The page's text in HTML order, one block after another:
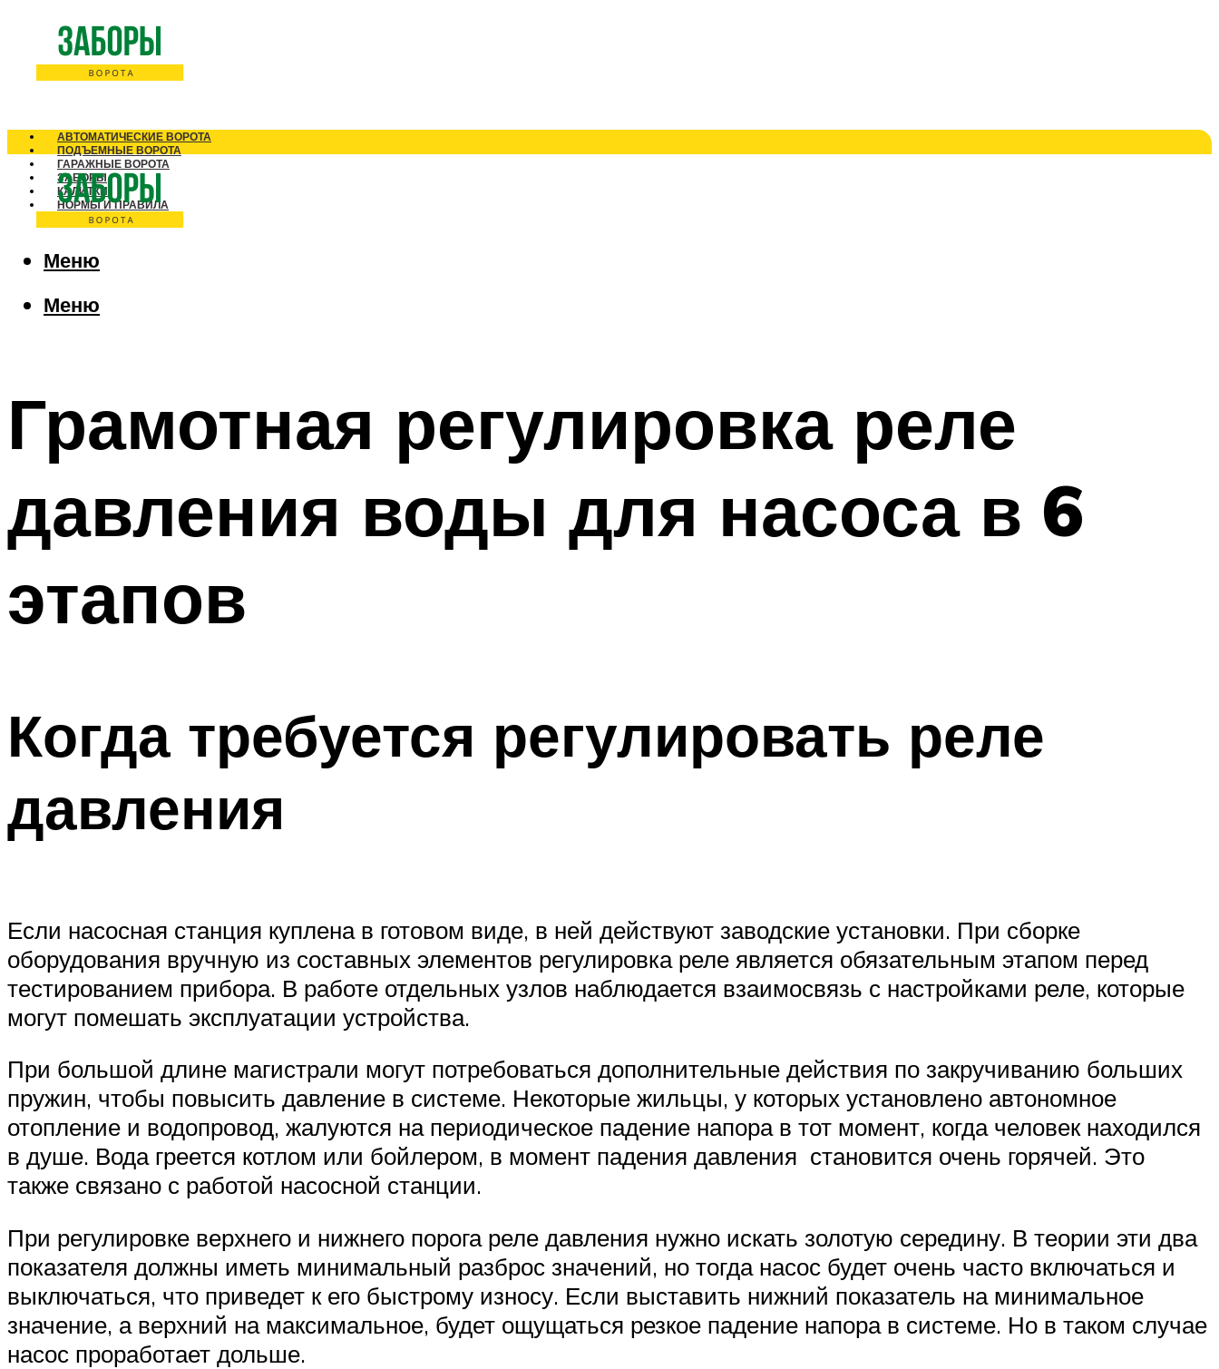
АВТОМАТИЧЕСКИЕ ВОРОТА
ПОДЪЕМНЫЕ ВОРОТА
ГАРАЖНЫЕ ВОРОТА
ЗАБОРЫ
КАЛИТКИ
НОРМЫ И ПРАВИЛА
Меню
Меню
Грамотная регулировка реле
давления воды для насоса в 6
этапов
Когда требуется регулировать реле
давления
Если насосная станция куплена в готовом виде, в ней действуют заводские установки. При сборке
оборудования вручную из составных элементов регулировка реле является обязательным этапом перед
тестированием прибора. В работе отдельных узлов наблюдается взаимосвязь с настройками реле, которые
могут помешать эксплуатации устройства.
При большой длине магистрали могут потребоваться дополнительные действия по закручиванию больших
пружин, чтобы повысить давление в системе. Некоторые жильцы, у которых установлено автономное
отопление и водопровод, жалуются на периодическое падение напора в тот момент, когда человек находился
в душе. Вода греется котлом или бойлером, в момент падения давления становится очень горячей. Это
также связано с работой насосной станции.
При регулировке верхнего и нижнего порога реле давления нужно искать золотую середину. В теории эти два
показателя должны иметь минимальный разброс значений, но тогда насос будет очень часто включаться и
выключаться, что приведет к его быстрому износу. Если выставить нижний показатель на минимальное
значение, а верхний на максимальное, будет ощущаться резкое падение напора в системе. Но в таком случае
насос проработает дольше.